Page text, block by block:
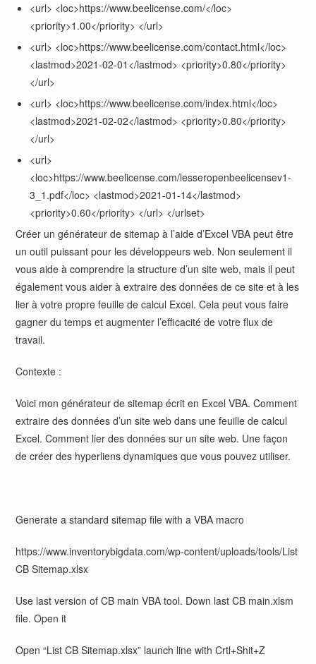
<url> <loc>https://www.beelicense.com/</loc>
<priority>1.00</priority> </url>
<url> <loc>https://www.beelicense.com/contact.html</loc>
<lastmod>2021-02-01</lastmod> <priority>0.80</priority>
</url>
<url> <loc>https://www.beelicense.com/index.html</loc>
<lastmod>2021-02-02</lastmod> <priority>0.80</priority>
</url>
<url>
<loc>https://www.beelicense.com/lesseropenbeelicensev1-
3_1.pdf</loc> <lastmod>2021-01-14</lastmod>
<priority>0.60</priority> </url> </urlset>
Créer un générateur de sitemap à l’aide d’Excel VBA peut être
un outil puissant pour les développeurs web. Non seulement il
vous aide à comprendre la structure d’un site web, mais il peut
également vous aider à extraire des données de ce site et à les
lier à votre propre feuille de calcul Excel. Cela peut vous faire
gagner du temps et augmenter l’efficacité de votre flux de
travail.
Contexte :
Voici mon générateur de sitemap écrit en Excel VBA. Comment
extraire des données d’un site web dans une feuille de calcul
Excel. Comment lier des données sur un site web. Une façon
de créer des hyperliens dynamiques que vous pouvez utiliser.
Generate a standard sitemap file with a VBA macro
https://www.inventorybigdata.com/wp-content/uploads/tools/List
CB Sitemap.xlsx
Use last version of CB main VBA tool. Down last CB main.xlsm
file. Open it
Open “List CB Sitemap.xlsx” launch line with Crtl+Shit+Z